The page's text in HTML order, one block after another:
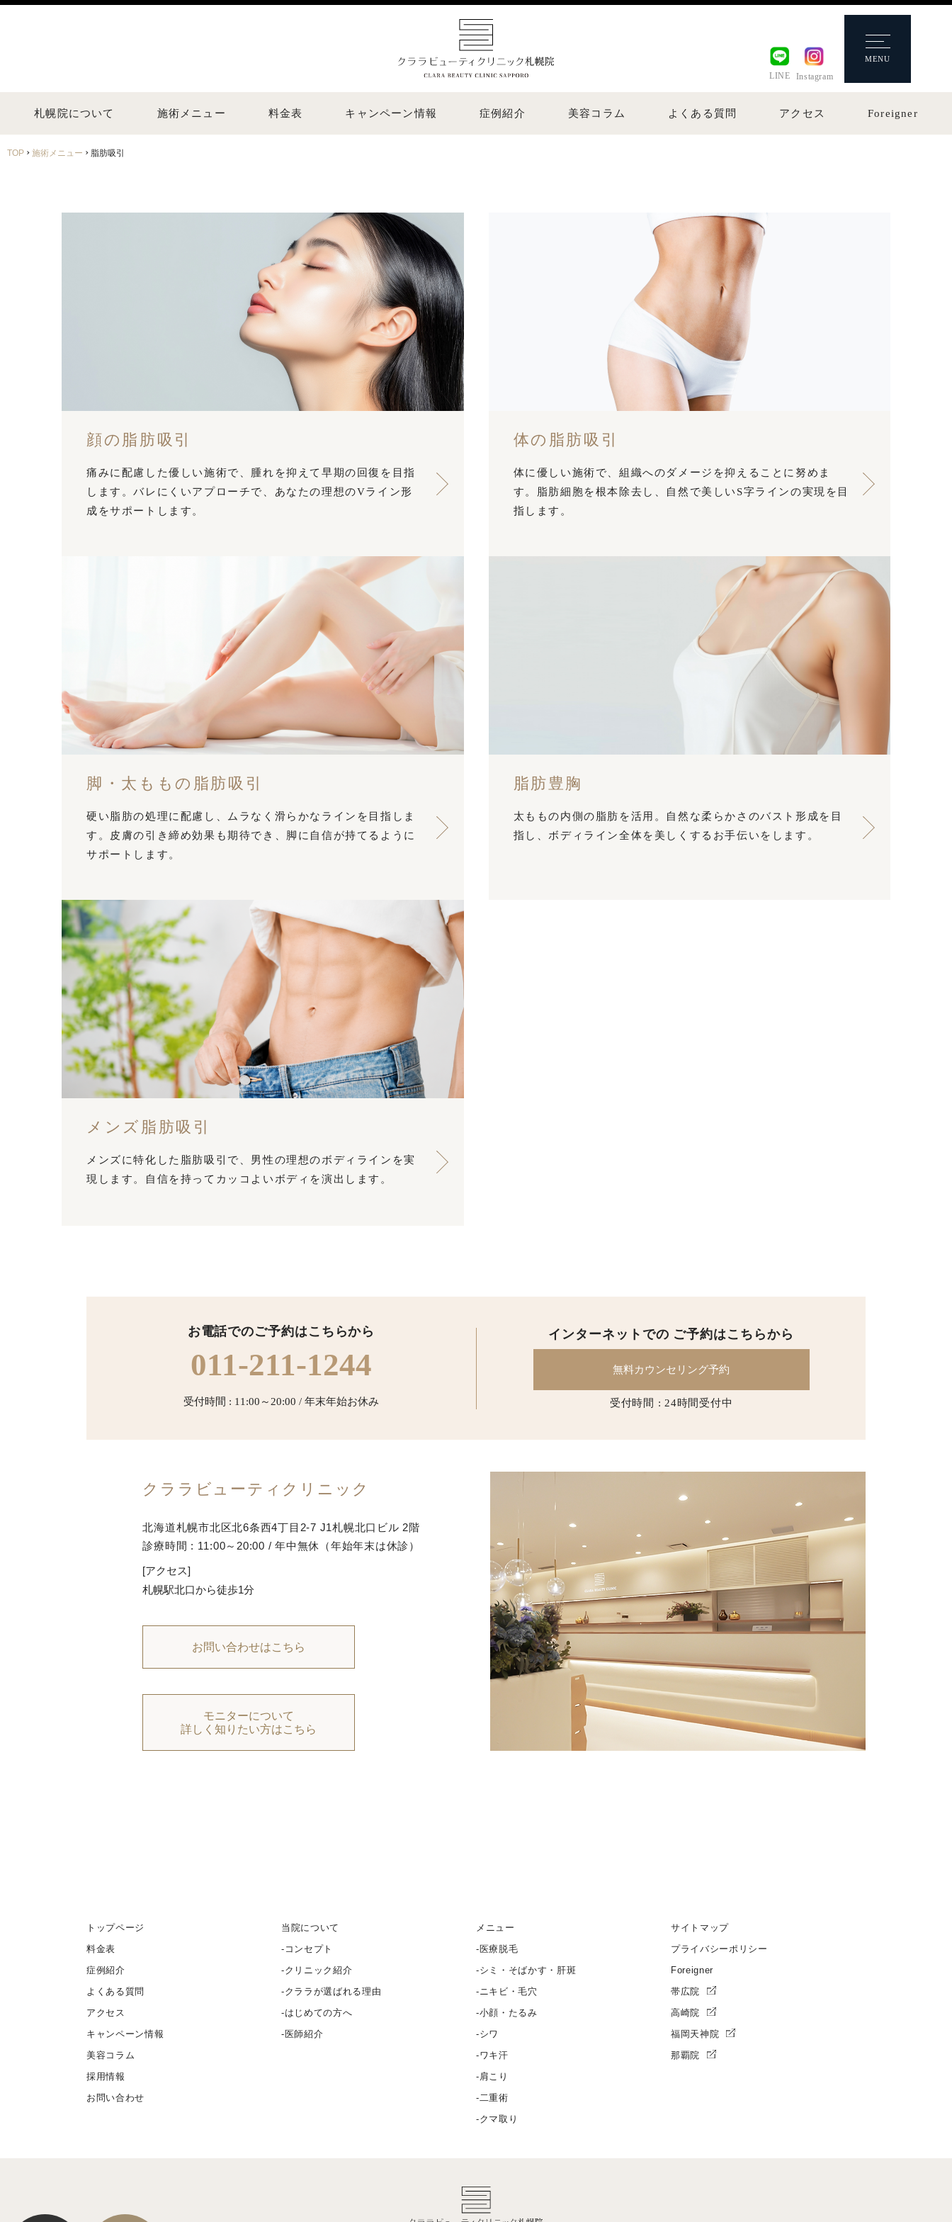
LINE Instagram
MENU
札幌院について 施術メニュー 料金表 キャンペーン情報 症例紹介 美容コラム よくある質問 アクセス Foreigner
TOP › 施術メニュー › 脂肪吸引
顔の脂肪吸引
痛みに配慮した優しい施術で、腫れを抑えて早期の回復を目指
します。バレにくいアプローチで、あなたの理想のVライン形
成をサポートします。
体の脂肪吸引
体に優しい施術で、組織へのダメージを抑えることに努めま
す。脂肪細胞を根本除去し、自然で美しいS字ラインの実現を目
指します。
脚・太ももの脂肪吸引
硬い脂肪の処理に配慮し、ムラなく滑らかなラインを目指しま
す。皮膚の引き締め効果も期待でき、脚に自信が持てるように
サポートします。
脂肪豊胸
太ももの内側の脂肪を活用。自然な柔らかさのバスト形成を目
指し、ボディライン全体を美しくするお手伝いをします。
メンズ脂肪吸引
メンズに特化した脂肪吸引で、男性の理想のボディラインを実
現します。自信を持ってカッコよいボディを演出します。
お電話でのご予約はこちらから
011-211-1244
受付時間 : 11:00～20:00 / 年末年始お休み
インターネットでの ご予約はこちらから
無料カウンセリング予約
受付時間 : 24時間受付中
クララビューティクリニック
北海道札幌市北区北6条西4丁目2-7 J1札幌北口ビル 2階
診療時間 : 11:00～20:00 / 年中無休 （年始年末は休診）
[アクセス]
札幌駅北口から徒歩1分
お問い合わせはこちら
モニターについて
詳しく知りたい方はこちら
トップページ
料金表
症例紹介
よくある質問
アクセス
キャンペーン情報
美容コラム
採用情報
お問い合わせ
当院について
コンセプト
クリニック紹介
クララが選ばれる理由
はじめての方へ
医師紹介
メニュー
医療脱毛
シミ・そばかす・肝斑
ニキビ・毛穴
小顔・たるみ
シワ
ワキ汗
肩こり
二重術
クマ取り
サイトマップ
プライバシーポリシー
Foreigner
帯広院
高崎院
福岡天神院
那覇院